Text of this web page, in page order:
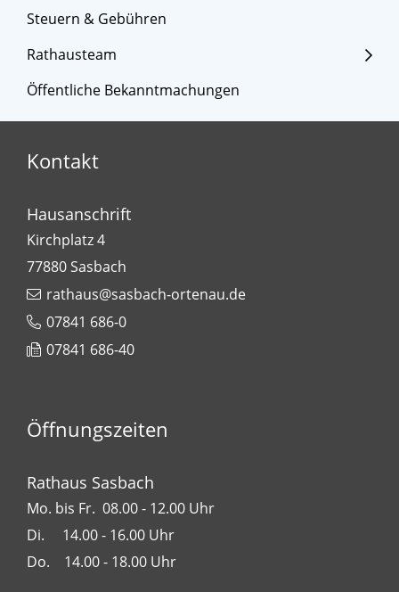
Steuern & Gebühren
Rathausteam
Öffentliche Bekanntmachungen
Kontakt
Hausanschrift
Kirchplatz 4
77880Sasbach
rathaus@sasbach-ortenau.de
07841 686-0
07841 686-40
Öffnungszeiten
Rathaus Sasbach
Mo. bis Fr. 08.00 - 12.00 Uhr
Di. 14.00 - 16.00 Uhr
Do. 14.00 - 18.00 Uhr